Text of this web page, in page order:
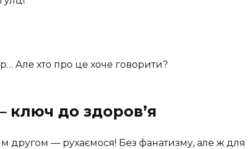
Але хто про це хоче говорити?
ключ до здоров’я
другом — рухаємося! Без фанатизму, але ж для